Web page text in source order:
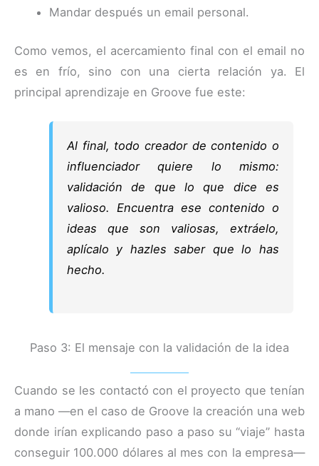
Mandar después un email personal.
Como vemos, el acercamiento final con el email no
es en frío, sino con una cierta relación ya. El
principal aprendizaje en Groove fue este:
Al final, todo creador de contenido o
influenciador quiere lo mismo:
validación de que lo que dice es
valioso. Encuentra ese contenido o
ideas que son valiosas, extráelo,
aplícalo y hazles saber que lo has
hecho.
Paso 3: El mensaje con la validación de la idea
Cuando se les contactó con el proyecto que tenían
a mano —en el caso de Groove la creación una web
donde irían explicando paso a paso su “viaje” hasta
conseguir 100.000 dólares al mes con la empresa—